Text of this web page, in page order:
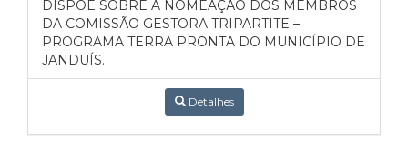
DISPÕE SOBRE A NOMEAÇÃO DOS MEMBROS
DA COMISSÃO GESTORA TRIPARTITE –
PROGRAMA TERRA PRONTA DO MUNICÍPIO DE
JANDUÍS.
Detalhes